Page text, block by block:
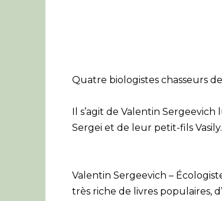
Quatre biologistes chasseurs
Il s’agit de Valentin
Sergei et de leur petit-fils Vasily.
Valentin Sergeevich –
très riche de livres populaires,